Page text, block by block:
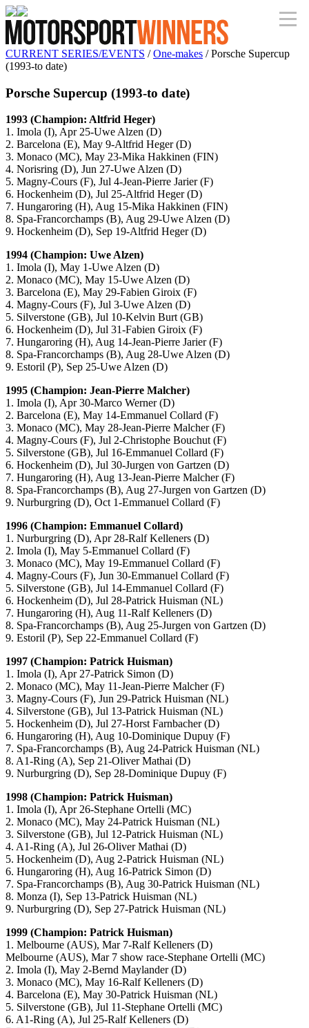
CURRENT SERIES/EVENTS /One-makes / Porsche Supercup
(1993-to date)
Porsche Supercup (1993-to date)
1993 (Champion: Altfrid Heger)
1. Imola (I), Apr 25-Uwe Alzen (D)
2. Barcelona (E), May 9-Altfrid Heger (D)
3. Monaco (MC), May 23-Mika Hakkinen (FIN)
4. Norisring (D), Jun 27-Uwe Alzen (D)
5. Magny-Cours (F), Jul 4-Jean-Pierre Jarier (F)
6. Hockenheim (D), Jul 25-Altfrid Heger (D)
7. Hungaroring (H), Aug 15-Mika Hakkinen (FIN)
8. Spa-Francorchamps (B), Aug 29-Uwe Alzen (D)
9. Hockenheim (D), Sep 19-Altfrid Heger (D)
1994 (Champion: Uwe Alzen)
1. Imola (I), May 1-Uwe Alzen (D)
2. Monaco (MC), May 15-Uwe Alzen (D)
3. Barcelona (E), May 29-Fabien Giroix (F)
4. Magny-Cours (F), Jul 3-Uwe Alzen (D)
5. Silverstone (GB), Jul 10-Kelvin Burt (GB)
6. Hockenheim (D), Jul 31-Fabien Giroix (F)
7. Hungaroring (H), Aug 14-Jean-Pierre Jarier (F)
8. Spa-Francorchamps (B), Aug 28-Uwe Alzen (D)
9. Estoril (P), Sep 25-Uwe Alzen (D)
1995 (Champion: Jean-Pierre Malcher)
1. Imola (I), Apr 30-Marco Werner (D)
2. Barcelona (E), May 14-Emmanuel Collard (F)
3. Monaco (MC), May 28-Jean-Pierre Malcher (F)
4. Magny-Cours (F), Jul 2-Christophe Bouchut (F)
5. Silverstone (GB), Jul 16-Emmanuel Collard (F)
6. Hockenheim (D), Jul 30-Jurgen von Gartzen (D)
7. Hungaroring (H), Aug 13-Jean-Pierre Malcher (F)
8. Spa-Francorchamps (B), Aug 27-Jurgen von Gartzen (D)
9. Nurburgring (D), Oct 1-Emmanuel Collard (F)
1996 (Champion: Emmanuel Collard)
1. Nurburgring (D), Apr 28-Ralf Kelleners (D)
2. Imola (I), May 5-Emmanuel Collard (F)
3. Monaco (MC), May 19-Emmanuel Collard (F)
4. Magny-Cours (F), Jun 30-Emmanuel Collard (F)
5. Silverstone (GB), Jul 14-Emmanuel Collard (F)
6. Hockenheim (D), Jul 28-Patrick Huisman (NL)
7. Hungaroring (H), Aug 11-Ralf Kelleners (D)
8. Spa-Francorchamps (B), Aug 25-Jurgen von Gartzen (D)
9. Estoril (P), Sep 22-Emmanuel Collard (F)
1997 (Champion: Patrick Huisman)
1. Imola (I), Apr 27-Patrick Simon (D)
2. Monaco (MC), May 11-Jean-Pierre Malcher (F)
3. Magny-Cours (F), Jun 29-Patrick Huisman (NL)
4. Silverstone (GB), Jul 13-Patrick Huisman (NL)
5. Hockenheim (D), Jul 27-Horst Farnbacher (D)
6. Hungaroring (H), Aug 10-Dominique Dupuy (F)
7. Spa-Francorchamps (B), Aug 24-Patrick Huisman (NL)
8. A1-Ring (A), Sep 21-Oliver Mathai (D)
9. Nurburgring (D), Sep 28-Dominique Dupuy (F)
1998 (Champion: Patrick Huisman)
1. Imola (I), Apr 26-Stephane Ortelli (MC)
2. Monaco (MC), May 24-Patrick Huisman (NL)
3. Silverstone (GB), Jul 12-Patrick Huisman (NL)
4. A1-Ring (A), Jul 26-Oliver Mathai (D)
5. Hockenheim (D), Aug 2-Patrick Huisman (NL)
6. Hungaroring (H), Aug 16-Patrick Simon (D)
7. Spa-Francorchamps (B), Aug 30-Patrick Huisman (NL)
8. Monza (I), Sep 13-Patrick Huisman (NL)
9. Nurburgring (D), Sep 27-Patrick Huisman (NL)
1999 (Champion: Patrick Huisman)
1. Melbourne (AUS), Mar 7-Ralf Kelleners (D)
Melbourne (AUS), Mar 7 show race-Stephane Ortelli (MC)
2. Imola (I), May 2-Bernd Maylander (D)
3. Monaco (MC), May 16-Ralf Kelleners (D)
4. Barcelona (E), May 30-Patrick Huisman (NL)
5. Silverstone (GB), Jul 11-Stephane Ortelli (MC)
6. A1-Ring (A), Jul 25-Ralf Kelleners (D)